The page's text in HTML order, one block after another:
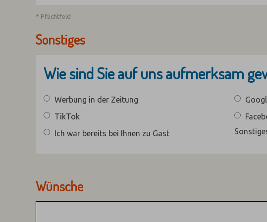
* Pflichtfeld
Sonstiges
Wie sind Sie auf uns aufmerksam
Werbung in der Zeitung
TikTok
Ich war bereits bei Ihnen zu Gast
Wünsche